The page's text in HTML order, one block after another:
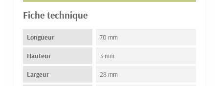
Fiche technique
Longueur 70 mm
Hauteur 3 mm
Largeur 28 mm